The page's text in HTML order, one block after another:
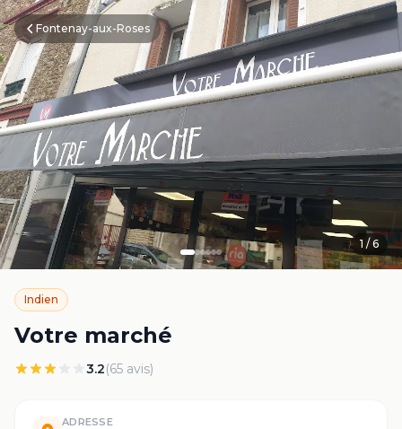
Fontenay-aux-Roses
1 / 6
Indien
Votre marché
3.2(65 avis)
ADRESSE